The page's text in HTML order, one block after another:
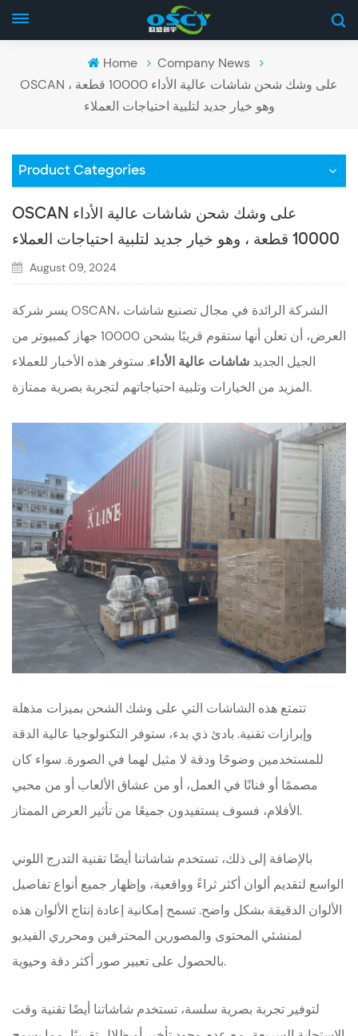
Home
Company News
OSCAN على وشك شحن شاشات عالية الأداء 10000 قطعة ،
وهو خيار جديد لتلبية احتياجات العملاء
Product Categories
OSCAN على وشك شحن شاشات عالية الأداء
10000 قطعة ، وهو خيار جديد لتلبية احتياجات العملاء
August 09, 2024
يسر شركة OSCAN، الشركة الرائدة في مجال تصنيع شاشات
العرض، أن تعلن أنها ستقوم قريبًا بشحن 10000 جهاز كمبيوتر من
الجيل الجديد شاشات عالية الأداء. ستوفر هذه الأخبار للعملاء
المزيد من الخيارات وتلبية احتياجاتهم لتجربة بصرية ممتازة.
تتمتع هذه الشاشات التي على وشك الشحن بميزات مذهلة
وإبرازات تقنية. بادئ ذي بدء، ستوفر التكنولوجيا عالية الدقة
للمستخدمين وضوحًا ودقة لا مثيل لهما في الصورة. سواء كان
مصممًا أو فنانًا في العمل، أو من عشاق الألعاب أو من محبي
الأفلام، فسوف يستفيدون جميعًا من تأثير العرض الممتاز.
بالإضافة إلى ذلك، تستخدم شاشاتنا أيضًا تقنية التدرج اللوني
الواسع لتقديم ألوان أكثر ثراءً وواقعية، وإظهار جميع أنواع تفاصيل
الألوان الدقيقة بشكل واضح. تسمح إمكانية إعادة إنتاج الألوان هذه
لمنشئي المحتوى والمصورين المحترفين ومحرري الفيديو
بالحصول على تعبير صور أكثر دقة وحيوية.
لتوفير تجربة بصرية سلسة، تستخدم شاشاتنا أيضًا تقنية وقت